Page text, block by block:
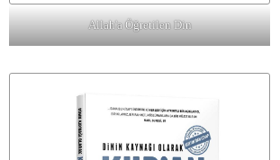
Allah'a Öğretilen Din